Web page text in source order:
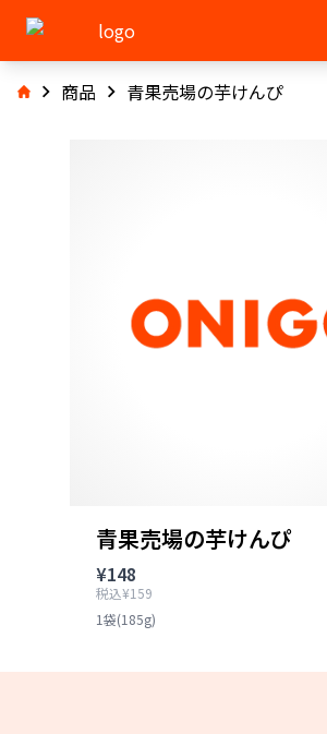
商品 青果売場の芋けんぴ
青果売場の芋けんぴ
¥148
税込¥159
1袋(185g)